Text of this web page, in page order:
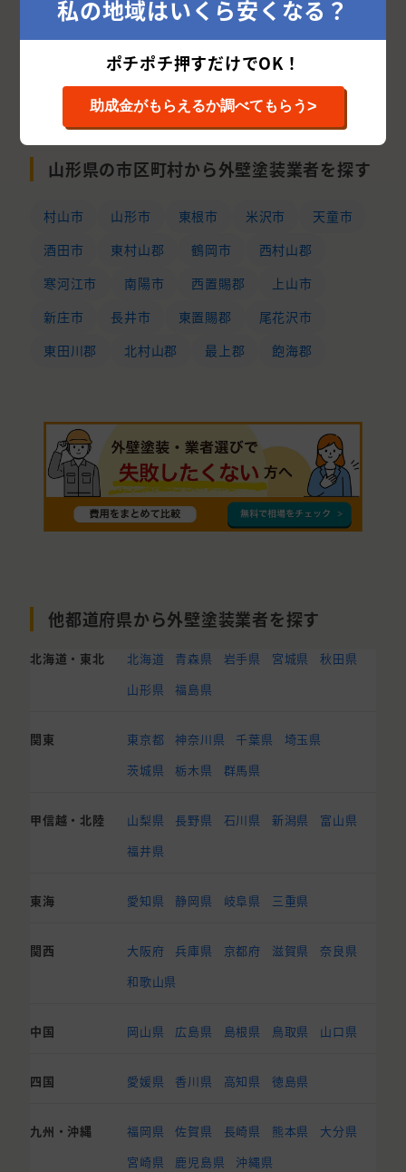
次の10件を表示する
山形県の市区町村から外壁塗装業者を探す
村山市 山形市 東根市 米沢市
天童市
酒田市
東村山郡 鶴岡市
西村山郡
寒河江市
南陽市 西置賜郡
上山市
新庄市
長井市 東置賜郡
尾花沢市
東田川郡
北村山郡 最上郡 飽海郡
他都道府県から外壁塗装業者を探す
北海道・東北 北海道 青森県 岩手県 宮城県
秋田県
山形県
福島県
関東 東京都 神奈川県 千葉県
埼玉県
茨城県
栃木県 群馬県
甲信越・北陸 山梨県 長野県 石川県 新潟県
富山県
福井県
東海 愛知県 静岡県 岐阜県 三重県
関西 大阪府 兵庫県 京都府 滋賀県
奈良県
和歌山県
中国 岡山県 広島県 島根県 鳥取県 山口県
四国 愛媛県 香川県 高知県 徳島県
九州・沖縄 福岡県 佐賀県 長崎県 熊本県
大分県
宮崎県
鹿児島県 沖縄県
私の地域はいくら安くなる？
ポチポチ押すだけでOK！
助成金がもらえるか調べてもらう>